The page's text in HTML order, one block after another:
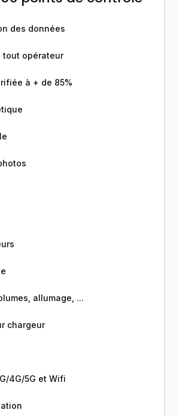
des données
tout opérateur
à + de 85%
allumage, ...
chargeur
4G/5G et Wifi